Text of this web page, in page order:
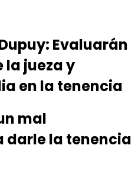
Evaluarán
la jueza y
en la tenencia
mal
darle la tenencia